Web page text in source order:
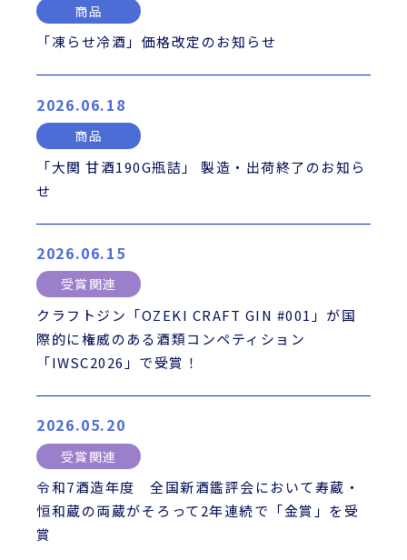
商品
「凍らせ冷酒」価格改定のお知らせ
2026.06.18
商品
「大関 甘酒190G瓶詰」 製造・出荷終了のお知ら
せ
2026.06.15
受賞関連
クラフトジン「OZEKI CRAFT GIN #001」が国
際的に権威のある酒類コンペティション
「IWSC2026」で受賞！
2026.05.20
受賞関連
令和7酒造年度 全国新酒鑑評会において寿蔵・
恒和蔵の両蔵がそろって2年連続で「金賞」を受
賞